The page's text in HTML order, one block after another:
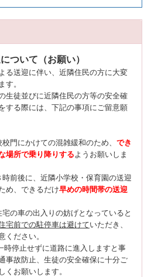
ついて（お願い）
る送迎に伴い、近隣住民の方に大変
。
生徒並びに近隣住民の方等の安全確
する際には、下記の事項にご留意願
門にかけての混雑緩和のため、 でき
場所で乗り降りするようお願いしま
時前後に、近隣小学校・保育園の送迎
め、できるだけ早めの時間帯の送迎
宅の車の出入りの妨げとなっていると
宅前での駐停車は避けていただき、
ださい。
停止せずに道路に進入しますと事
事故防止、生徒の安全確保に十分ご
お願いします。